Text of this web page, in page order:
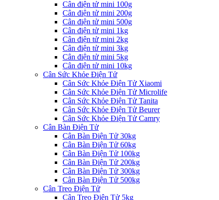
Cân điện tử mini 100g
Cân điện tử mini 200g
Cân điện tử mini 500g
Cân điện tử mini 1kg
Cân điện tử mini 2kg
Cân điện tử mini 3kg
Cân điện tử mini 5kg
Cân điện tử mini 10kg
Cân Sức Khỏe Điện Tử
Cân Sức Khỏe Điện Tử Xiaomi
Cân Sức Khỏe Điện Tử Microlife
Cân Sức Khỏe Điện Tử Tanita
Cân Sức Khỏe Điện Tử Beurer
Cân Sức Khỏe Điện Tử Camry
Cân Bàn Điện Tử
Cân Bàn Điện Tử 30kg
Cân Bàn Điện Tử 60kg
Cân Bàn Điện Tử 100kg
Cân Bàn Điện Tử 200kg
Cân Bàn Điện Tử 300kg
Cân Bàn Điện Tử 500kg
Cân Treo Điện Tử
Cân Treo Điện Tử 5kg